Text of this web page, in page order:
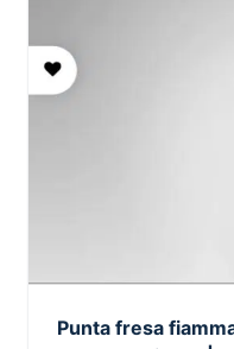
Punta fresa